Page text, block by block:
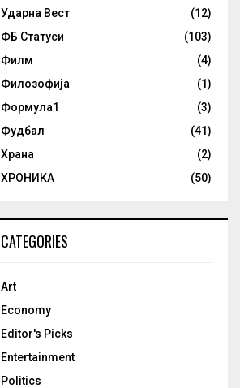
Ударна Вест
(12)
ФБ Статуси
(103)
Филм
(4)
Филозофија
(1)
Формула1
(3)
Фудбал
(41)
Храна
(2)
ХРОНИКА
(50)
CATEGORIES
Art
Economy
Editor's Picks
Entertainment
Politics